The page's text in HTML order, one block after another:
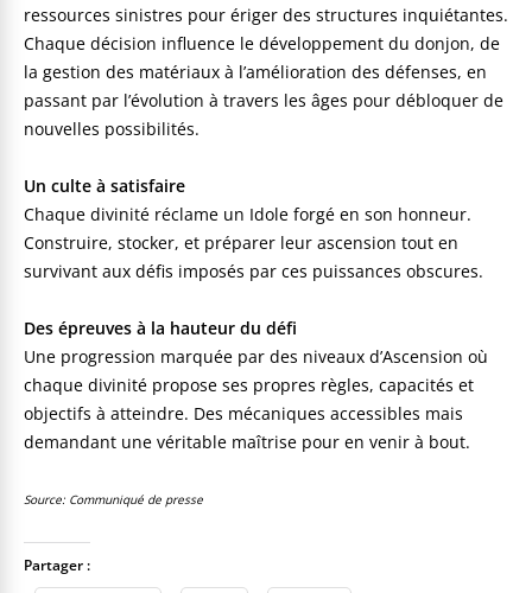
ressources sinistres pour ériger des structures inquiétantes.
Chaque décision influence le développement du donjon, de
la gestion des matériaux à l’amélioration des défenses, en
passant par l’évolution à travers les âges pour débloquer de
nouvelles possibilités.
Un culte à satisfaire
Chaque divinité réclame un Idole forgé en son honneur.
Construire, stocker, et préparer leur ascension tout en
survivant aux défis imposés par ces puissances obscures.
Des épreuves à la hauteur du défi
Une progression marquée par des niveaux d’Ascension où
chaque divinité propose ses propres règles, capacités et
objectifs à atteindre. Des mécaniques accessibles mais
demandant une véritable maîtrise pour en venir à bout.
Source: Communiqué de presse
Partager :